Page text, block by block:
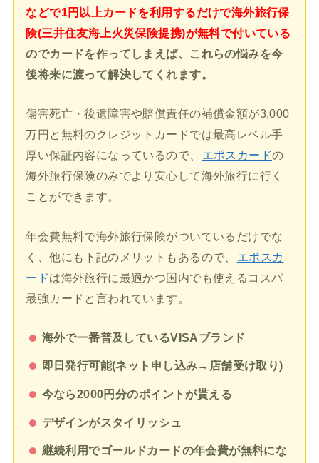
などで1円以上カードを利用するだけで海外旅行保
険(三井住友海上火災保険提携)が無料で付いている
のでカードを作ってしまえば、これらの悩みを今
後将来に渡って解決してくれます。
傷害死亡・後遺障害や賠償責任の補償金額が3,000
万円と無料のクレジットカードでは最高レベル手
厚い保証内容になっているので、
エポスカードの
海外旅行保険のみでより安心して海外旅行に行く
ことができます。
年会費無料で海外旅行保険がついているだけでな
く、他にも下記のメリットもあるので、
エポスカ
ードは海外旅行に最適かつ国内でも使えるコスパ
最強カードと言われています。
海外で一番普及しているVISAブランド
即日発行可能(ネット申し込み→店舗受け取り)
今なら2000円分のポイントが貰える
デザインがスタイリッシュ
継続利用でゴールドカードの年会費が無料にな